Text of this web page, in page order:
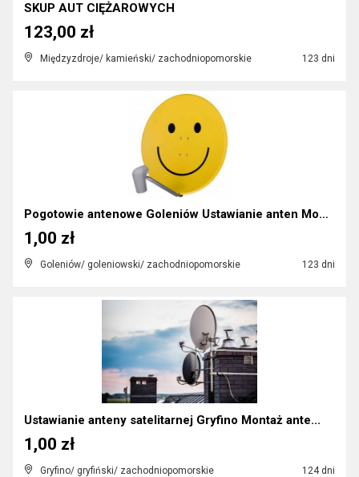
SKUP AUT CIĘŻAROWYCH
Międzyzdroje/ kamieński/ zachodniopomorskie 123 dni
123,00 zł
Pogotowie antenowe Goleniów Ustawianie anten Monta...
Goleniów/ goleniowski/ zachodniopomorskie 123 dni
1,00 zł
Ustawianie anteny satelitarnej Gryfino Montaż ante...
Gryfino/ gryfiński/ zachodniopomorskie 124 dni
1,00 zł